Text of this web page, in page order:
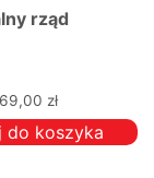
rząd
69,00 zł
do koszyka